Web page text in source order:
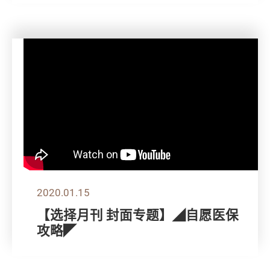
2020.01.15
【选择月刊 封面专题】◢自愿医保
攻略◤